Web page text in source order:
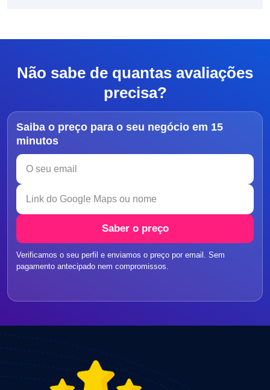
Não sabe de quantas avaliações
precisa?
Saiba o preço para o seu negócio em 15
minutos
Saber o preço
Verificamos o seu perfil e enviamos o preço por email. Sem
pagamento antecipado nem compromissos.